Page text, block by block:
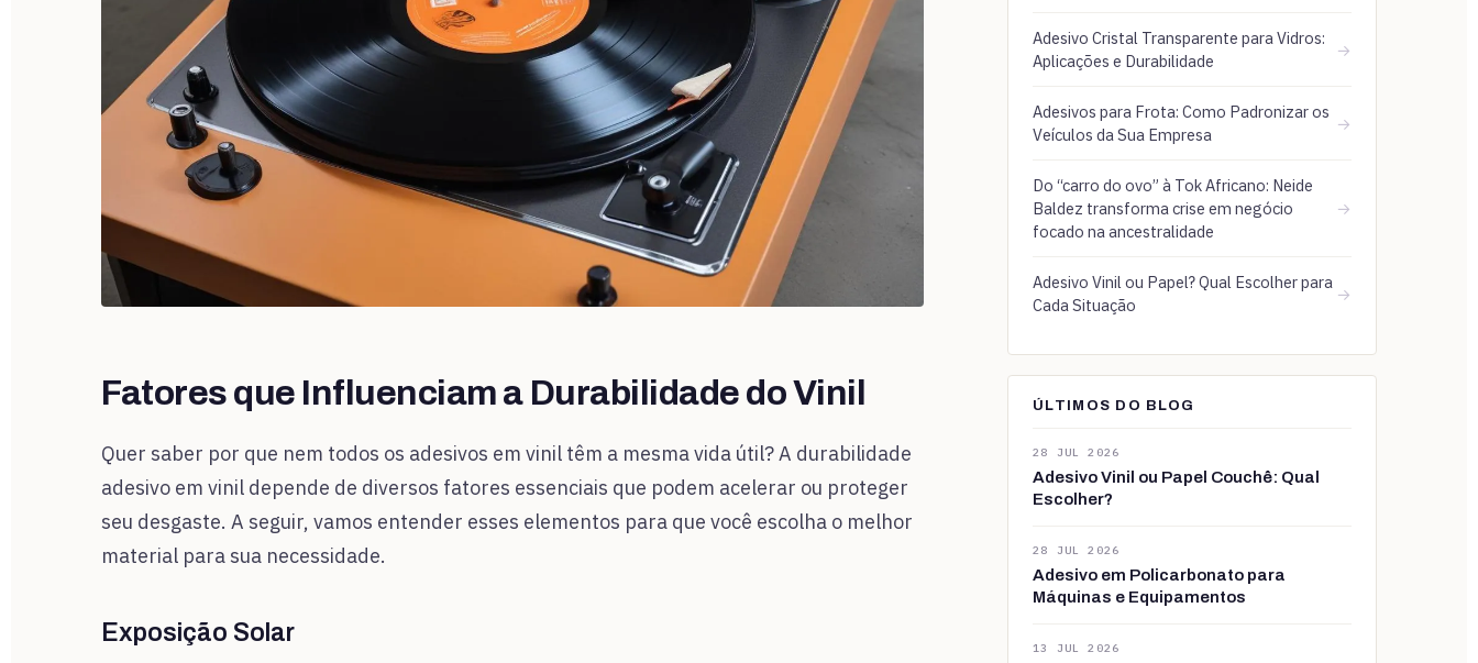
Fatores que Influenciam a Durabilidade do Vinil
Quer saber por que nem todos os adesivos em vinil têm a mesma vida útil? A durabilidade
adesivo em vinil depende de diversos fatores essenciais que podem acelerar ou proteger
seu desgaste. A seguir, vamos entender esses elementos para que você escolha o melhor
material para sua necessidade.
Exposição Solar
Adesivo Cristal Transparente para Vidros:
Aplicações e Durabilidade
→
Adesivos para Frota: Como Padronizar os
Veículos da Sua Empresa
→
Do “carro do ovo” à Tok Africano: Neide
Baldez transforma crise em negócio
focado na ancestralidade
→
Adesivo Vinil ou Papel? Qual Escolher para
Cada Situação
→
ÚLTIMOS DO BLOG
28 JUL 2026
Adesivo Vinil ou Papel Couchê: Qual
Escolher?
28 JUL 2026
Adesivo em Policarbonato para
Máquinas e Equipamentos
13 JUL 2026